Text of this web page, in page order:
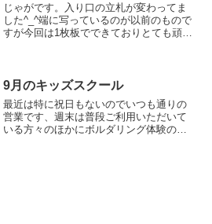
じゃがです。入り口の立札が変わってま
した^_^端に写っているのが以前のもので
すが今回は1枚板でできておりとても頑丈
ってます！！！...
9月のキッズスクール
最近は特に祝日もないのでいつも通りの
営業です、週末は普段ご利用いただいて
いる方々のほかにボルダリング体験の方